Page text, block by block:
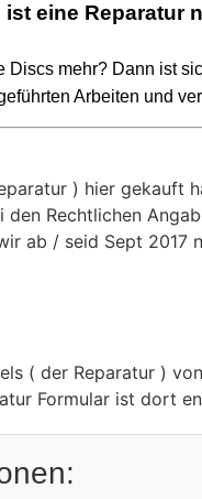
eine Reparatur
Discs mehr? Dann ist
Arbeiten und
) hier gekauft
Rechtlichen
ab / seid Sept 2017
( der Reparatur )
Formular ist dort